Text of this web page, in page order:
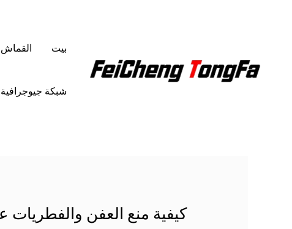
بيت
شبكة جيوجرافية
كيفية منع العفن